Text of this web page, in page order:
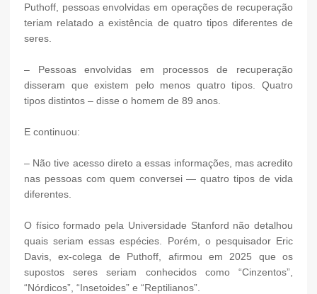
Puthoff, pessoas envolvidas em operações de recuperação
teriam relatado a existência de quatro tipos diferentes de
seres.
– Pessoas envolvidas em processos de recuperação
disseram que existem pelo menos quatro tipos. Quatro
tipos distintos – disse o homem de 89 anos.
E continuou:
– Não tive acesso direto a essas informações, mas acredito
nas pessoas com quem conversei — quatro tipos de vida
diferentes.
O físico formado pela Universidade Stanford não detalhou
quais seriam essas espécies. Porém, o pesquisador Eric
Davis, ex-colega de Puthoff, afirmou em 2025 que os
supostos seres seriam conhecidos como “Cinzentos”,
“Nórdicos”, “Insetoides” e “Reptilianos”.